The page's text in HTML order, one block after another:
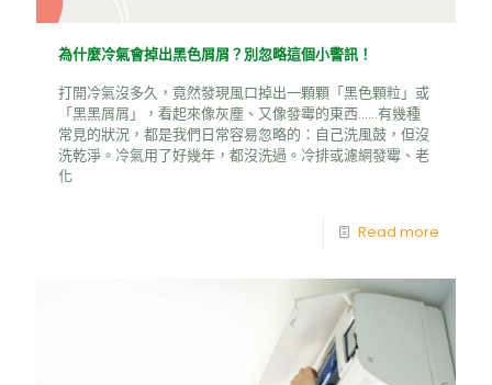
為什麼冷氣會掉出黑色屑屑？別忽略這個小警訊！
打開冷氣沒多久，竟然發現風口掉出一顆顆「黑色顆粒」或
「黑黑屑屑」，看起來像灰塵、又像發霉的東西……有幾種
常見的狀況，都是我們日常容易忽略的：自己洗風鼓，但沒
洗乾淨。冷氣用了好幾年，都沒洗過。冷排或濾網發霉、老
化
Read more